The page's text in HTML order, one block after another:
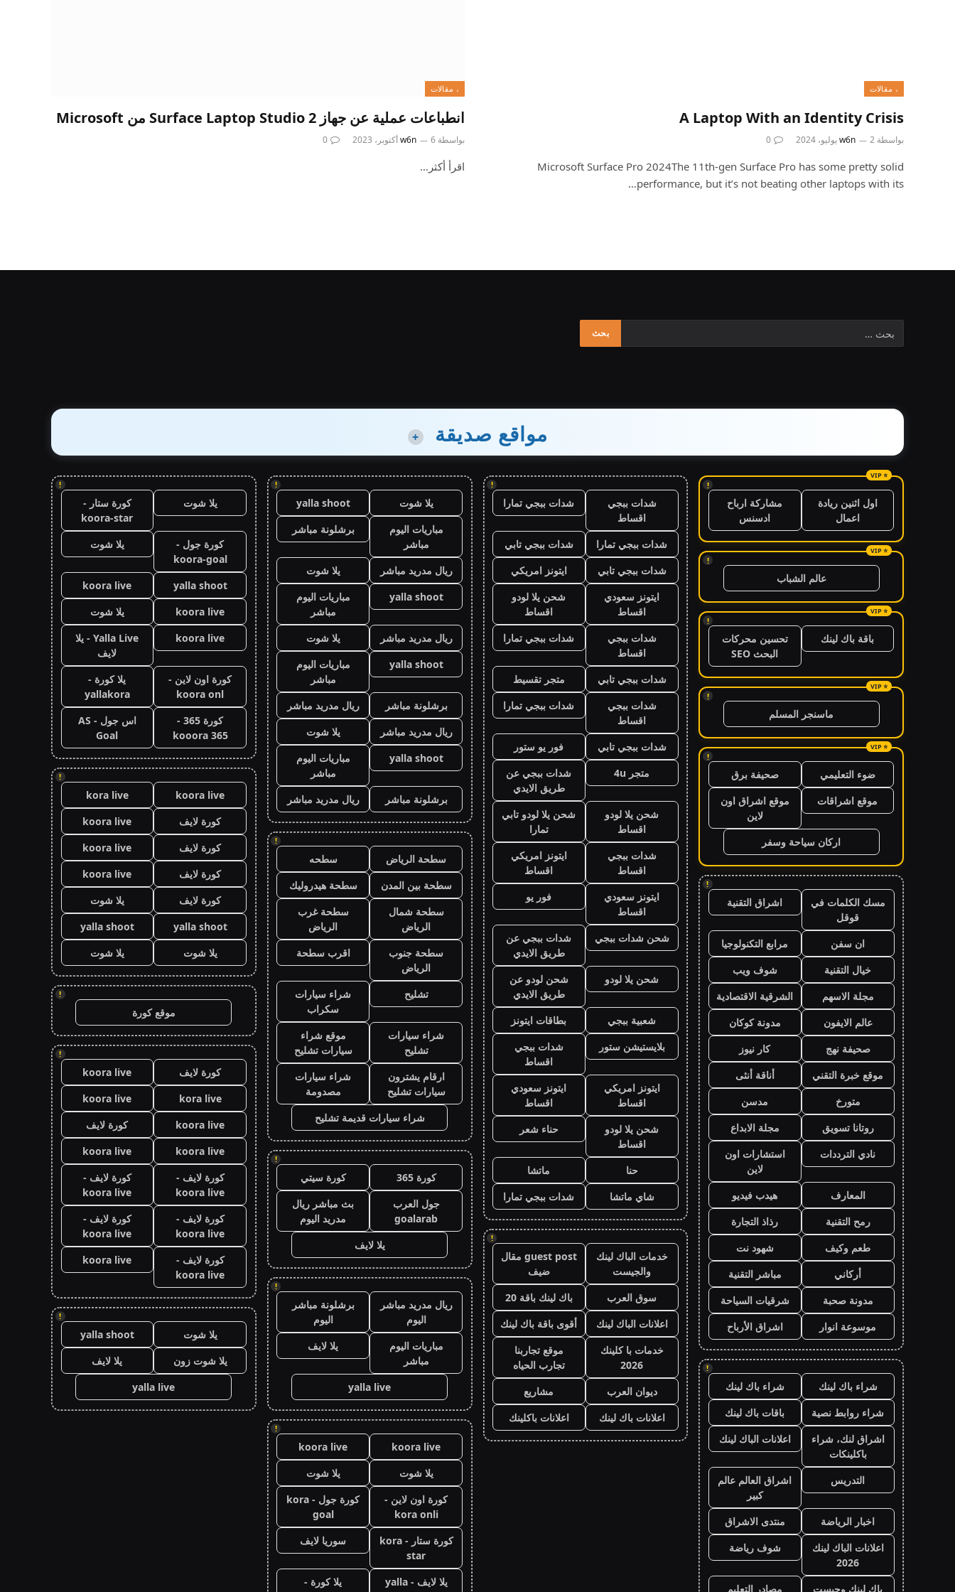
، مقالات
A Laptop With an Identity Crisis
بواسطة w6n 2 يوليو، 2024 0
Microsoft Surface Pro 2024The 11th-gen Surface Pro has some pretty solid
performance, but it’s not beating other laptops with its…
، مقالات
انطباعات عملية عن جهاز Surface Laptop Studio 2 من Microsoft
بواسطة w6n 6 أكتوبر، 2023 0
اقرأ أكثر…
مواقع صديقة +
!
اول اثنين ريادة
اعمال
مشاركة ارباح
ادسنس
!
عالم الشباب
!
باقة باك لينك
تحسين محركات
البحث SEO
!
ماسنجر المسلم
!
ضوء التعليمي
صحيفة برق
موقع اشراقات
موقع اشراق اون
لاين
اركان سياحة وسفر
!
مسك الكلمات في
قوقل
اشراق التقنية
ان سفن
مرابع التكنولوجيا
خيال التقنية
شوف ويب
مجلة الاسهم
الشرقية الاقتصادية
عالم الايفون
مدونة كوكان
صحيفة نهج
كار نيوز
موقع خبرة التقني
أناقة أنثى
متورخ
مدسن
روتانا تسويق
مجلة الابداع
نادي الترددات
استشارات اون
لاين
المعارف
هيدب فيديو
رمح التقنية
رذاذ التجارة
طعم وكيف
شهود نت
أركاني
مباشر التقنية
مدونة صحبة
شرقيات السياحة
موسوعة انوار
اشراق الأرباح
!
شراء باك لينك
شراء باك لينك
شراء روابط نصية
باقات باك لينك
اشراق لنك، شراء
باكلينكات
اعلانات الباك لينك
التدريس
اشراق العالم عالم
كبير
اخبار الرياضة
منتدى الاشراق
اعلانات الباك لينك
2026
شوف رياضة
باك لينك وجيست
مصادر التعليم
!
شدات ببجي
اقساط
شدات ببجي تمارا
شدات ببجي تمارا
شدات ببجي تابي
شدات ببجي تابي
ايتونز امريكي
ايتونز سعودي
اقساط
شحن يلا لودو
اقساط
شدات ببجي
اقساط
شدات ببجي تمارا
شدات ببجي تابي
متجر تقسيط
شدات ببجي
اقساط
شدات ببجي تمارا
شدات ببجي تابي
فور يو ستور
متجر 4u
شدات ببجي عن
طريق الايدي
شحن يلا لودو
اقساط
شحن يلا لودو تابي
تمارا
شدات ببجي
اقساط
ايتونز امريكي
اقساط
ايتونز سعودي
اقساط
فور يو
شحن شدات ببجي
شدات ببجي عن
طريق الايدي
شحن يلا لودو
شحن لودو عن
طريق الايدي
شعبية ببجي
بطاقات ايتونز
بلايستيشن ستور
شدات ببجي
اقساط
ايتونز امريكي
اقساط
ايتونز سعودي
اقساط
شحن يلا لودو
اقساط
حناء شعر
حنا
ماتشا
شاي ماتشا
شدات ببجي تمارا
!
خدمات الباك لينك
والجيست
guest post مقال
ضيف
سوق العرب
باك لينك باقة 20
اعلانات الباك لينك
أقوى باقة باك لينك
خدمات با كلينك
2026
موقع تجاربنا
تجارب الحياه
ديوان العرب
مشاريع
اعلانات باك لينك
اعلانات باكلينك
!
يلا شوت
yalla shoot
مباريات اليوم
مباشر
برشلونة مباشر
ريال مدريد مباشر
يلا شوت
yalla shoot
مباريات اليوم
مباشر
ريال مدريد مباشر
يلا شوت
yalla shoot
مباريات اليوم
مباشر
برشلونة مباشر
ريال مدريد مباشر
ريال مدريد مباشر
يلا شوت
yalla shoot
مباريات اليوم
مباشر
برشلونة مباشر
ريال مدريد مباشر
!
سطحة الرياض
سطحه
سطحة بين المدن
سطحة هيدروليك
سطحة شمال
الرياض
سطحة غرب
الرياض
سطحة جنوب
الرياض
اقرب سطحة
تشليح
شراء سيارات
سكراب
شراء سيارات
تشليح
موقع شراء
سيارات تشليح
ارقام يشترون
سيارات تشليح
شراء سيارات
مصدومة
شراء سيارات قديمة تشليح
!
كورة 365
كورة سيتي
جول العرب
goalarab
بث مباشر ريال
مدريد اليوم
يلا لايف
!
ريال مدريد مباشر
اليوم
برشلونة مباشر
اليوم
مباريات اليوم
مباشر
يلا لايف
yalla live
!
koora live
koora live
يلا شوت
يلا شوت
كورة اون لاين -
kora onli
كورة جول - kora
goal
كورة ستار - kora
star
سوريا لايف
يلا لايف - yalla
يلا كورة -
!
يلا شوت
كورة ستار -
koora-star
كورة جول -
koora-goal
يلا شوت
yalla shoot
koora live
koora live
يلا شوت
koora live
Yalla Live - يلا
لايف
كورة اون لاين -
koora onl
يلا كورة -
yallakora
كورة 365 -
kooora 365
اس جول - AS
Goal
!
koora live
kora live
كورة لايف
koora live
كورة لايف
koora live
كورة لايف
koora live
كورة لايف
يلا شوت
yalla shoot
yalla shoot
يلا شوت
يلا شوت
!
موقع كورة
!
كورة لايف
koora live
kora live
koora live
koora live
كورة لايف
koora live
koora live
كورة لايف -
koora live
كورة لايف -
koora live
كورة لايف -
koora live
كورة لايف -
koora live
كورة لايف -
koora live
koora live
!
يلا شوت
yalla shoot
يلا شوت زون
يلا لايف
yalla live